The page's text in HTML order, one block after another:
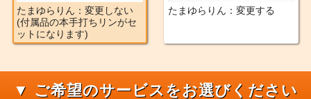
たまゆらりん：変更しない
(付属品の本手打ちリンがセ
ットになります)
たまゆらりん：変更する
▼ ご希望のサービスをお選びください